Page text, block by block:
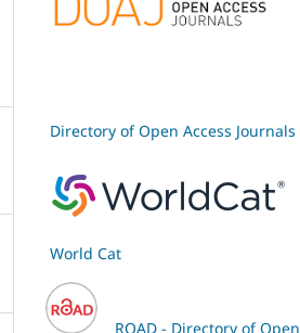
Directory of Open Access Journals
World Cat
ROAD - Directory of Open